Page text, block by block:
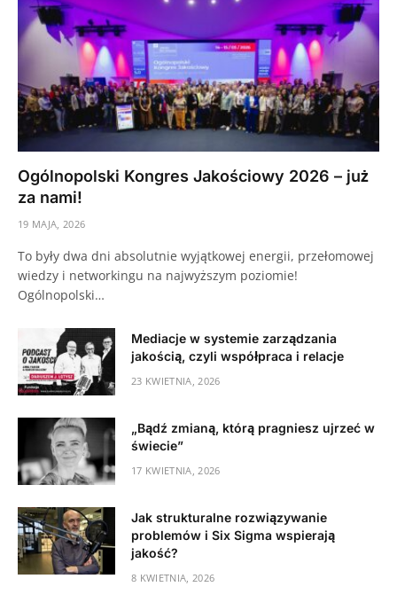
Ogólnopolski Kongres Jakościowy 2026 – już
za nami!
19 MAJA, 2026
To były dwa dni absolutnie wyjątkowej energii, przełomowej
wiedzy i networkingu na najwyższym poziomie!
Ogólnopolski…
Mediacje w systemie zarządzania
jakością, czyli współpraca i relacje
23 KWIETNIA, 2026
„Bądź zmianą, którą pragniesz ujrzeć w
świecie”
17 KWIETNIA, 2026
Jak strukturalne rozwiązywanie
problemów i Six Sigma wspierają
jakość?
8 KWIETNIA, 2026